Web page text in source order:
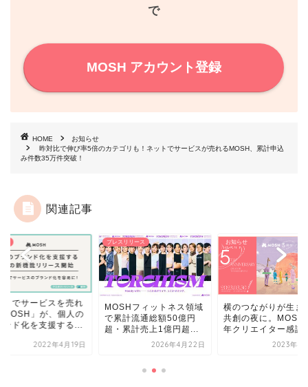
で
MOSH アカウント登録
HOME
お知らせ
昨対比で伸び率5倍のカテゴリも！ネットでサービスが売れるMOSH、累計申込
み件数35万件突破！
関連記事
リリース
フィットネス領域
計流通総額50億円
累計売上1億円超...
2026年4月22日
お知らせ
横のつながりが生まれる
共創の夜に。MOSH5周
年クリエイター感謝祭...
2023年4月18日
お知らせ
ネットでサービスを
る「MOSH」が、個
ブランド化を支援す
2022年4